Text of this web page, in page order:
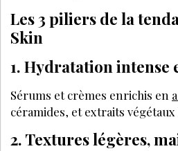
Les 3 piliers de la
Skin
1. Hydratation intense
Sérums et crèmes enrichis en
céramides, et extraits
2. Textures légères,